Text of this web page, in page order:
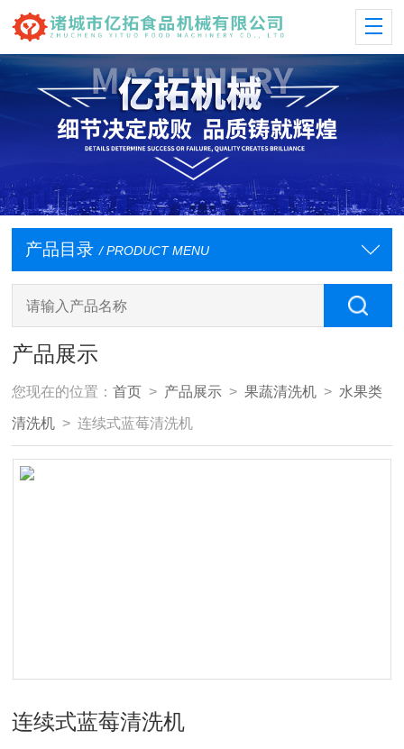
产品目录 / PRODUCT MENU
产品展示
您现在的位置：首页 > 产品展示 >果蔬清洗机 > 水果类
清洗机 > 连续式蓝莓清洗机
连续式蓝莓清洗机